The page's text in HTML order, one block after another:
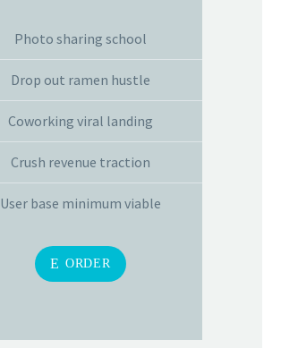
Photo sharing school
Drop out ramen hustle
Coworking viral landing
Crush revenue traction
User base minimum viable
E ORDER